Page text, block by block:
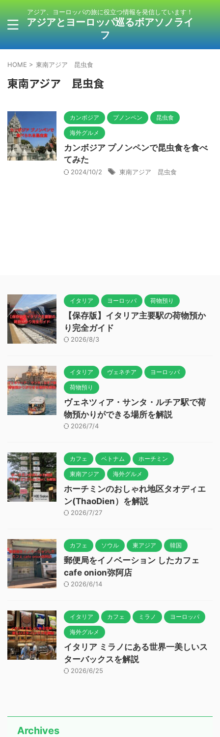
アジア、ヨーロッパの旅に役立つ情報を発信しています！
アジアとヨーロッパ巡るボアソノライ
フ
HOME > 東南アジア 昆虫食
東南アジア 昆虫食
カンボジア プノンペン 昆虫食
海外グルメ
カンボジア プノンペンで昆虫食を食べ
てみた
2024/10/2 東南アジア 昆虫食
イタリア ヨーロッパ 荷物預り
【保存版】イタリア主要駅の荷物預か
り完全ガイド
2026/8/3
イタリア ヴェネチア ヨーロッパ
荷物預り
ヴェネツィア・サンタ・ルチア駅で荷
物預かりができる場所を解説
2026/7/4
カフェ ベトナム ホーチミン
東南アジア 海外グルメ
ホーチミンのおしゃれ地区タオディエ
ン(ThaoDien）を解説
2026/7/27
カフェ ソウル 東アジア 韓国
郵便局をイノベーション したカフェ
cafe onion弥阿店
2026/6/14
イタリア カフェ ミラノ ヨーロッパ
海外グルメ
イタリア ミラノにある世界一美しいス
ターバックスを解説
2026/6/25
Archives